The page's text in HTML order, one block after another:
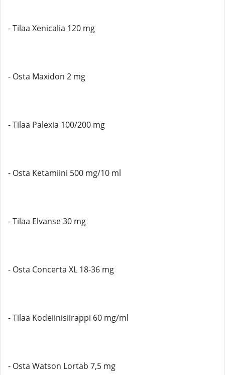
- Tilaa Xenicalia 120 mg
- Osta Maxidon 2 mg
- Tilaa Palexia 100/200 mg
- Osta Ketamiini 500 mg/10 ml
- Tilaa Elvanse 30 mg
- Osta Concerta XL 18-36 mg
- Tilaa Kodeiinisiirappi 60 mg/ml
- Osta Watson Lortab 7,5 mg